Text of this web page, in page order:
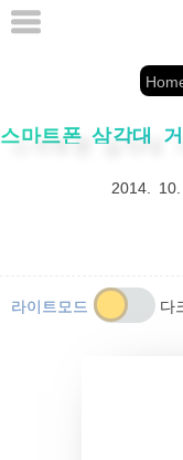
본
바
스마트폰 삼각대
2014.